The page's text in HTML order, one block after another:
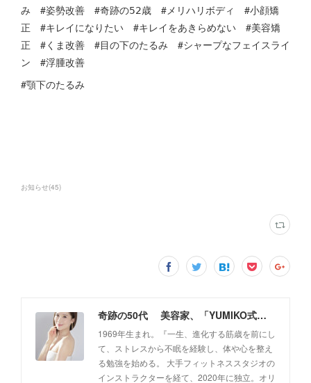
み #姿勢改善 #奇跡の𝟧𝟤歳 #メリハリボディ #小顔矯
正 #キレイになりたい #キレイをあきらめない #美容矯
正 #くま改善 #目の下のたるみ #シャープなフェイスライ
ン #浮腫改善
#顎下のたるみ
お知らせ(45)
奇跡の50代 美容家、「YUMIKO式・筋膜リフト美顔」創設者 佐藤由美子 公式ホームページ
1969年生まれ。『一生、進化する筋歳を前にし
て、ストレスから不眠を経験し、体や心を整え
る勉強を始める。 大手フィットネススタジオの
インストラクターを経て、2020年に独立。オリ